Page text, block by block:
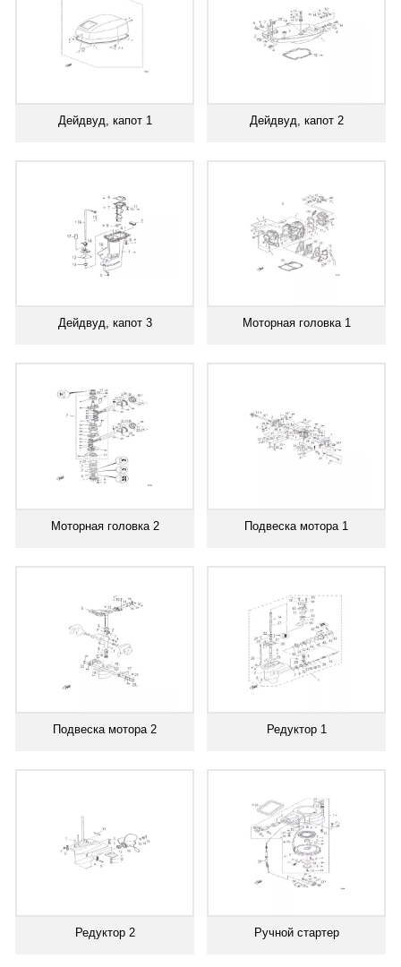
Дейдвуд, капот 1 Дейдвуд, капот 2
Дейдвуд, капот 3 Моторная головка 1
Моторная головка 2 Подвеска мотора 1
Подвеска мотора 2 Редуктор 1
Редуктор 2 Ручной стартер